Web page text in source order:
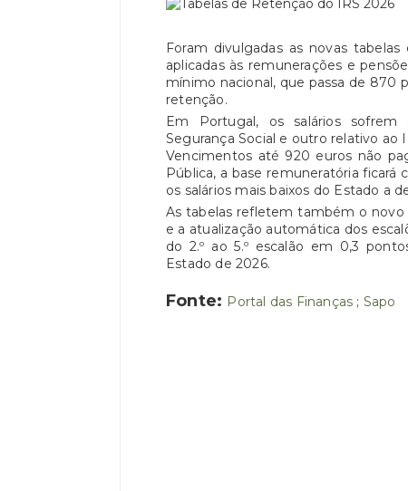
Foram divulgadas as novas
aplicadas às remunerações e
mínimo nacional, que passa de 870
retenção.
Em Portugal, os salários sofrem
Segurança Social e outro relativo ao
Vencimentos até 920 euros não
Pública, a base remuneratória ficará
os salários mais baixos do Estado a
As tabelas refletem também o novo
e a atualização automática dos
do 2.º ao 5.º escalão em 0,3
Estado de 2026.
Fonte: Portal das Finanças ; Sapo